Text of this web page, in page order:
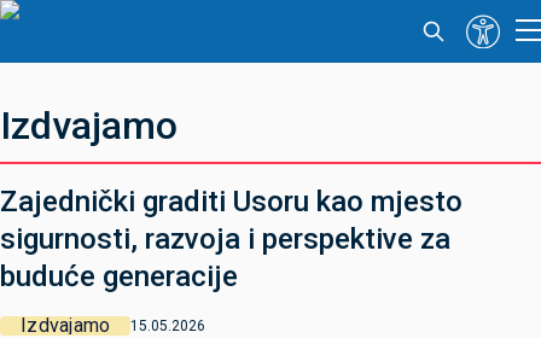
Izdvajamo
Zajednički graditi Usoru kao mjesto
sigurnosti, razvoja i perspektive za
buduće generacije
Izdvajamo 15.05.2026